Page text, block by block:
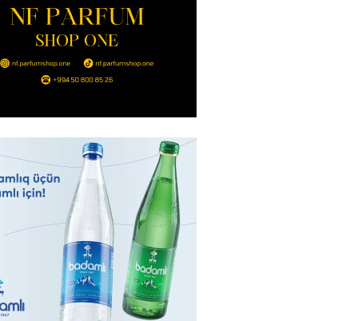
qadın qətlə yetirildi – Şübhəli
oğludur
37,6 milyon, Rusiyada 16,7
Azərbaycanlıların yemək
166
yeni səfirimiz kimdir? –
- 15:30 169